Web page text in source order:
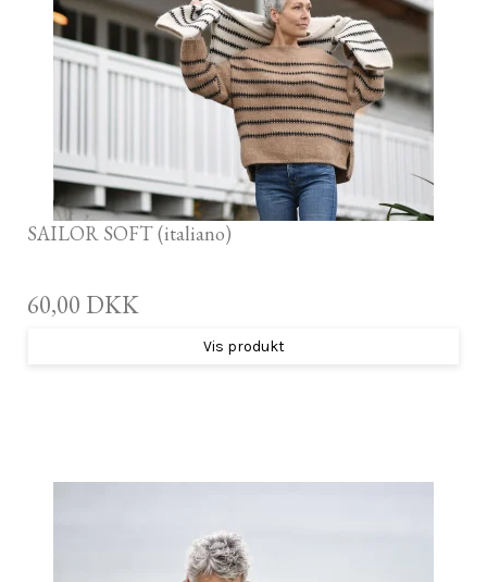
SAILOR SOFT (italiano)
60,00 DKK
Vis produkt